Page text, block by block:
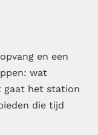
en een
wat
gaat het station
die tijd